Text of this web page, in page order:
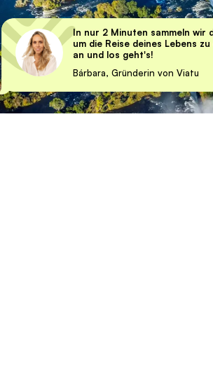
In nur 2 Minuten sammeln wir
um die Reise deines Lebens
an und los geht's!
Bárbara, Gründerin von Viatu